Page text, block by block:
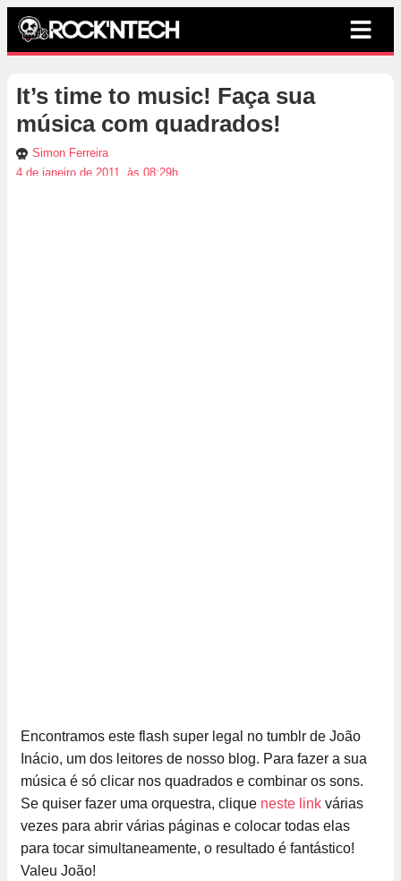
It’s time to music! Faça sua
música com quadrados!
Simon Ferreira
4 de janeiro de 2011, às 08:29h
Encontramos este flash super legal no tumblr de João
Inácio, um dos leitores de nosso blog. Para fazer a sua
música é só clicar nos quadrados e combinar os sons.
Se quiser fazer uma orquestra, clique neste link várias
vezes para abrir várias páginas e colocar todas elas
para tocar simultaneamente, o resultado é fantástico!
Valeu João!